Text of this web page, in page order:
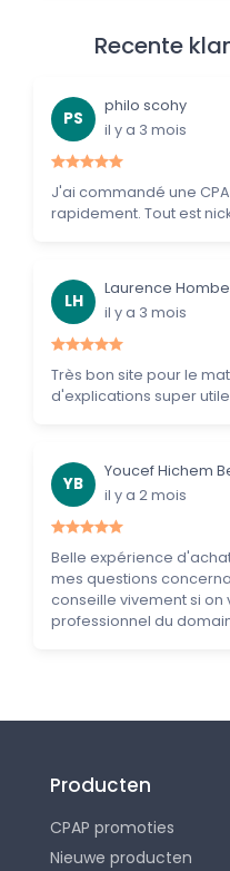
Recente
PS
philo scohy
il y a 3 mois
J'ai commandé une
rapidement. Tout est
LH
Laurence
il y a 3 mois
Très bon site pour le
d'explications super
YB
Youcef Hichem
il y a 2 mois
Belle expérience
mes questions
conseille vivement si on
professionnel du
Producten
CPAP promoties
Nieuwe producten